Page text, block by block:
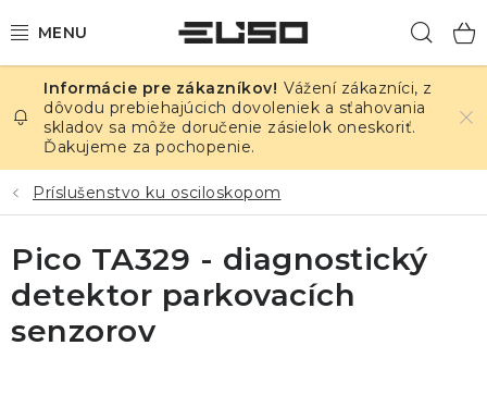
na
ELEKTRINA
TEPLOTA A VLHKOSŤ
TLAK A ÚNIKY
ZÁZNAMNÍKY
Vážení zákazníci, z
dôvodu prebiehajúcich dovoleniek a sťahovania
skladov sa môže doručenie zásielok oneskoriť.
Ďakujeme za pochopenie.
Príslušenstvo ku osciloskopom
Pico TA329 - diagnostický
detektor parkovacích
senzorov